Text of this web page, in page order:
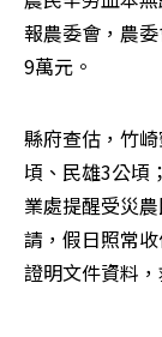
報農委會，農
9萬元。
縣府查估，竹
頃、民雄3公頃
業處提醒受災
請，假日照常
證明文件資料